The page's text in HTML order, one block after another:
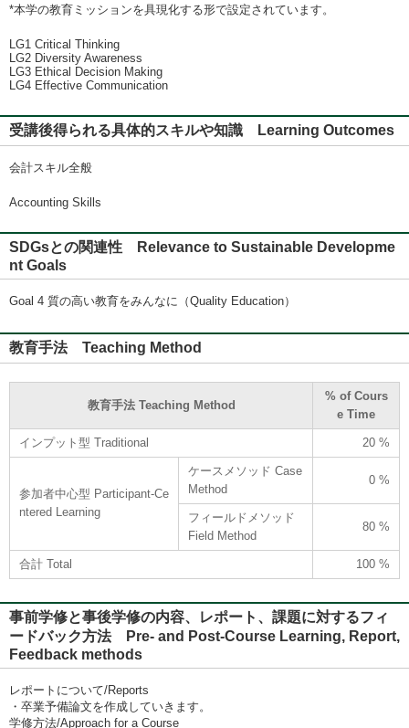
*本学の教育ミッションを具現化する形で設定されています。
LG1 Critical Thinking
LG2 Diversity Awareness
LG3 Ethical Decision Making
LG4 Effective Communication
受講後得られる具体的スキルや知識 Learning Outcomes
会計スキル全般
Accounting Skills
SDGsとの関連性 Relevance to Sustainable Developme
nt Goals
Goal 4 質の高い教育をみんなに（Quality Education）
教育手法 Teaching Method
教育手法 Teaching Method
% of Cours
e Time
インプット型 Traditional 20 %
参加者中心型 Participant-Ce
ntered Learning
ケースメソッド Case
Method
0 %
フィールドメソッド
Field Method
80 %
合計 Total 100 %
事前学修と事後学修の内容、レポート、課題に対するフィ
ードバック方法 Pre- and Post-Course Learning, Report,
Feedback methods
レポートについて/Reports
・卒業予備論文を作成していきます。
学修方法/Approach for a Course